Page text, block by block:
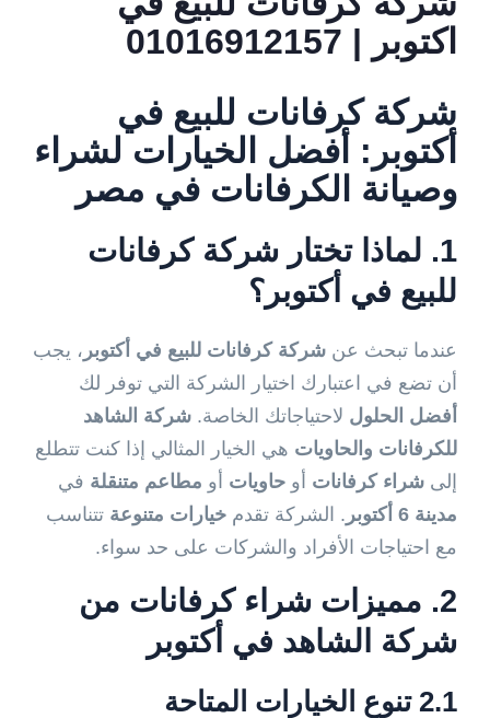
اكتوبر | 01016912157
شركة كرفانات للبيع في
أكتوبر: أفضل الخيارات لشراء
وصيانة الكرفانات في مصر
1. لماذا تختار شركة كرفانات
للبيع في أكتوبر؟
عندما تبحث عن شركة كرفانات للبيع في أكتوبر ، يجب
أن تضع في اعتبارك اختيار الشركة التي توفر لك
أفضل الحلول لاحتياجاتك الخاصة. شركة الشاهد
للكرفانات والحاويات هي الخيار المثالي إذا كنت تتطلع
إلى شراء كرفانات أو حاويات أو مطاعم متنقلة في
مدينة 6 أكتوبر
. الشركة تقدم خيارات متنوعة تتناسب
مع احتياجات الأفراد والشركات على حد سواء.
2. مميزات شراء كرفانات من
شركة الشاهد في أكتوبر
2.1 تنوع الخيارات المتاحة